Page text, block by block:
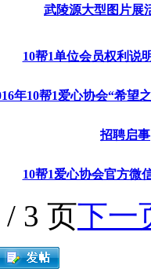
王世祥先生 为
圳爱心人士
武陵源大型图片展
10帮1单位会员权利说
年10帮1爱心协会“希望
招聘启事
10帮1爱心协会官方微
/ 3 页下一